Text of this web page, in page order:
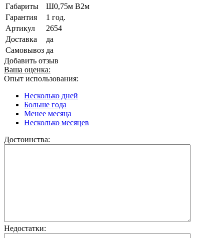
Габариты
Ш0,75м В2м
Гарантия
1 год.
Артикул
2654
Доставка
да
Самовывоз да
Добавить отзыв
Ваша оценка:
Опыт использования:
Несколько дней
Больше года
Менее месяца
Несколько месяцев
Достоинства:
Недостатки: